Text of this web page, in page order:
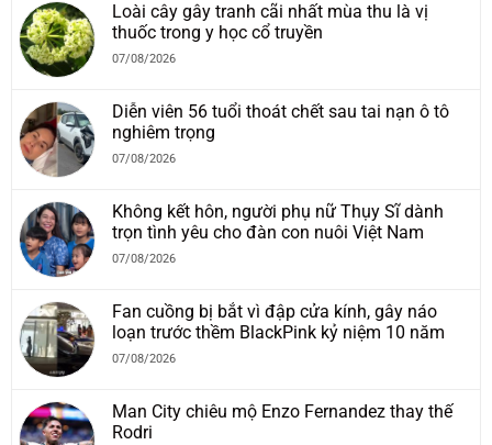
Loài cây gây tranh cãi nhất mùa thu là vị
thuốc trong y học cổ truyền
07/08/2026
Diễn viên 56 tuổi thoát chết sau tai nạn ô tô
nghiêm trọng
07/08/2026
Không kết hôn, người phụ nữ Thụy Sĩ dành
trọn tình yêu cho đàn con nuôi Việt Nam
07/08/2026
Fan cuồng bị bắt vì đập cửa kính, gây náo
loạn trước thềm BlackPink kỷ niệm 10 năm
07/08/2026
Man City chiêu mộ Enzo Fernandez thay thế
Rodri